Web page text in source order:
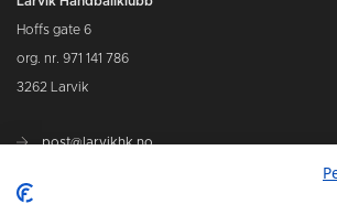
Hoffs gate 6
org. nr. 971 141 786
3262 Larvik
post@larvikhk.no